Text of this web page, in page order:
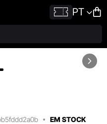
PT
EM STOCK